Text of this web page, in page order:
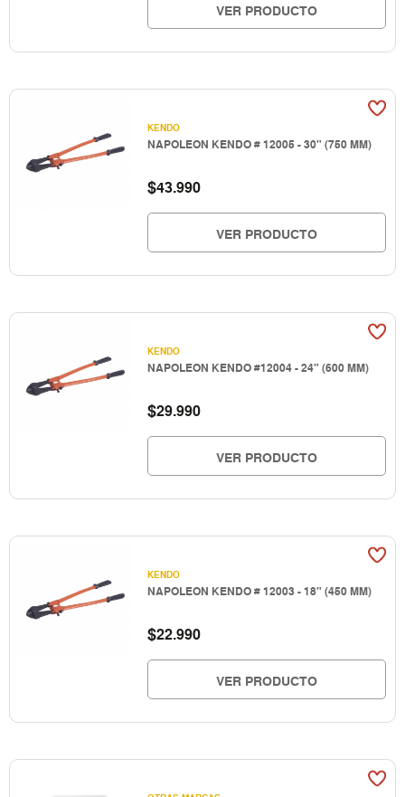
VER PRODUCTO
KENDO
NAPOLEON KENDO # 12005 - 30" (750 MM)
$43.990
VER PRODUCTO
KENDO
NAPOLEON KENDO #12004 - 24" (600 MM)
$29.990
VER PRODUCTO
KENDO
NAPOLEON KENDO # 12003 - 18" (450 MM)
$22.990
VER PRODUCTO